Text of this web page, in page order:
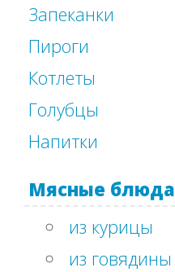
Запеканки
Пироги
Котлеты
Голубцы
Напитки
Мясные блюда
из курицы
из говядины